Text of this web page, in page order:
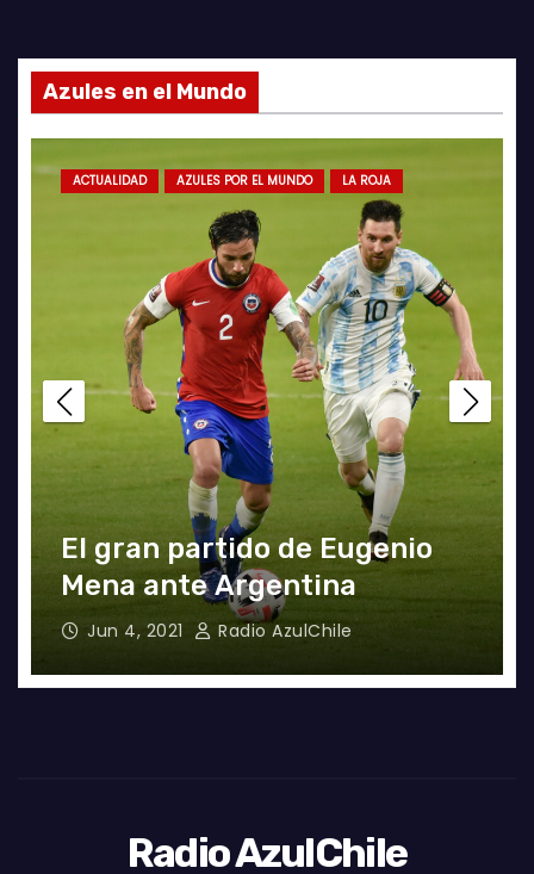
Azules en el Mundo
ACTUALIDAD AZULES POR EL MUNDO LA ROJA
El gran partido de Eugenio
Mena ante Argentina
Jun 4, 2021 Radio AzulChile
Radio AzulChile